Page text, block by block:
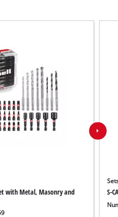
with Metal, Masonry and
S-